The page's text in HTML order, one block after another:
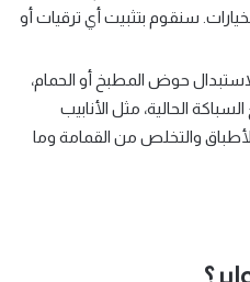
سنقوم بتثبيت أي ترقيات أو
حوض المطبخ أو الحمام،
الحالية، مثل الأنابيب
والتخلص من القمامة وما